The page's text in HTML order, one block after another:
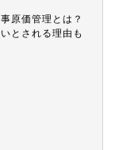
原価管理とは？
とされる理由も